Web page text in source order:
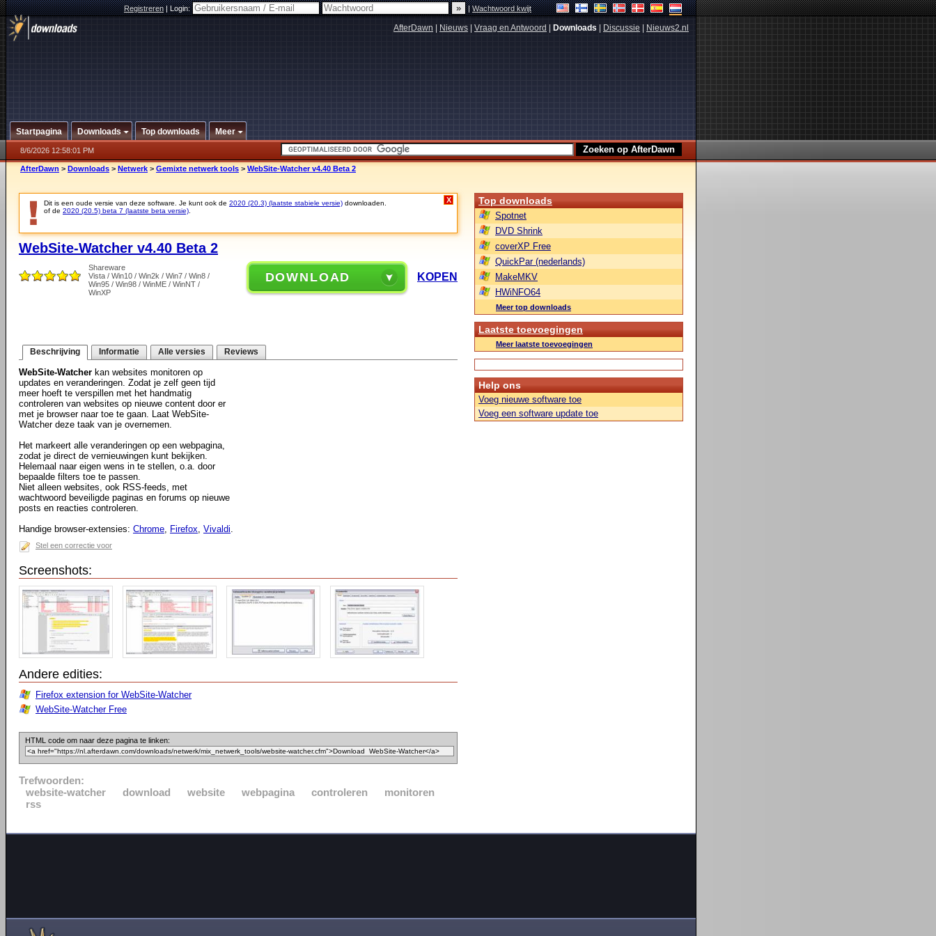
Registreren|Login: |Wachtwoord kwijt
AfterDawn Nieuws Vraag en Antwoord Downloads Discussie Nieuws2.nl
Startpagina Downloads Top downloads Meer
8/6/2026 12:58:01 PM
AfterDawn > Downloads > Netwerk > Gemixte netwerk tools > WebSite-Watcher v4.40 Beta 2
Dit is een oude versie van deze software. Je kunt ook de 2020 (20.3) (laatste stabiele versie) downloaden.
of de 2020 (20.5) beta 7 (laatste beta versie)
X
WebSite-Watcher v4.40 Beta 2
Shareware
Vista / Win10 / Win2k / Win7 / Win8 /
Win95 / Win98 / WinME / WinNT /
WinXP
DOWNLOAD KOPEN
Beschrijving Informatie Alle versies Reviews
WebSite-Watcher kan websites monitoren op
updates en veranderingen. Zodat je zelf geen tijd
meer hoeft te verspillen met het handmatig
controleren van websites op nieuwe content door er
met je browser naar toe te gaan. Laat WebSite-
Watcher deze taak van je overnemen.
Het markeert alle veranderingen op een webpagina,
zodat je direct de vernieuwingen kunt bekijken.
Helemaal naar eigen wens in te stellen, o.a. door
bepaalde filters toe te passen.
Niet alleen websites, ook RSS-feeds, met
wachtwoord beveiligde paginas en forums op nieuwe
posts en reacties controleren.
Handige browser-extensies: Chrome, Firefox, Vivaldi.
Stel een correctie voor
Screenshots:
Andere edities:
Firefox extension for WebSite-Watcher
WebSite-Watcher Free
HTML code om naar deze pagina te linken:
Trefwoorden:
website-watcher
download website webpagina controleren
monitoren
rss
Top downloads
Spotnet
DVD Shrink
coverXP Free
QuickPar (nederlands)
MakeMKV
HWiNFO64
Meer top downloads
Laatste toevoegingen
Meer laatste toevoegingen
Help ons
Voeg nieuwe software toe
Voeg een software update toe